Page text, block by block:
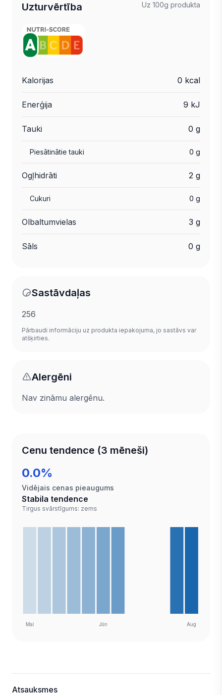
Uzturvērtība Uz 100g produkta
Kalorijas 0 kcal
Enerģija 9 kJ
Tauki 0 g
Piesātinātie tauki 0 g
Ogļhidrāti 2 g
Cukuri 0 g
Olbaltumvielas 3 g
Sāls 0 g
Sastāvdaļas
256
Pārbaudi informāciju uz produkta iepakojuma, jo sastāvs var
atšķirties.
Alergēni
Nav zināmu alergēnu.
Cenu tendence (3 mēneši)
0.0%
Vidējais cenas pieaugums
Stabila tendence
Tirgus svārstīgums: zems
Atsauksmes